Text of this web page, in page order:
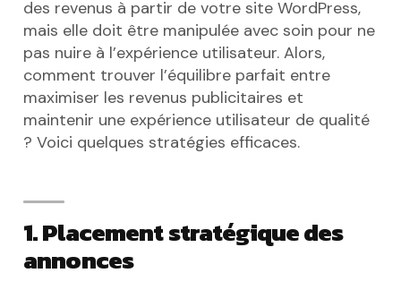
des revenus à partir de votre site WordPress,
mais elle doit être manipulée avec soin pour ne
pas nuire à l’expérience utilisateur. Alors,
comment trouver l’équilibre parfait entre
maximiser les revenus publicitaires et
maintenir une expérience utilisateur de qualité
? Voici quelques stratégies efficaces.
1. Placement stratégique des
annonces